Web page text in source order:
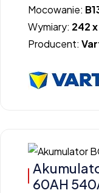
Mocowanie:
Wymiary: 242 x
Producent:
60AH